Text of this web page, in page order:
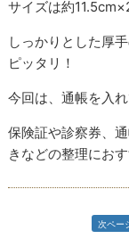
サイズは約
しっかりとした厚
ピッタリ！
今回は、通帳を入
保険証や診察券、
きなどの整理におす
次ペー